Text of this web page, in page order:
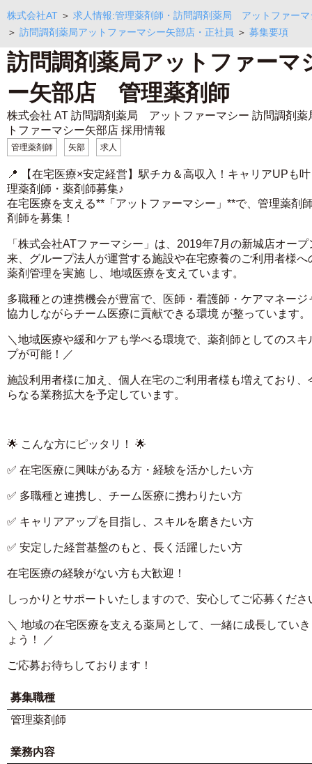
株式会社AT ＞ 求人情報:管理薬剤師・訪問調剤薬局 アットファーマ
＞ 訪問調剤薬局アットファーマシー矢部店・正社員 ＞ 募集要項
訪問調剤薬局アットファーマ
ー矢部店 管理薬剤師
株式会社 AT 訪問調剤薬局 アットファーマシー 訪問調剤薬
トファーマシー矢部店 採用情報
管理薬剤師 矢部 求人
📍 【在宅医療×安定経営】駅チカ＆高収入！キャリアUPも
理薬剤師・薬剤師募集♪
在宅医療を支える**「アットファーマシー」**で、管理薬剤
剤師を募集！
「株式会社ATファーマシー」は、2019年7月の新城店オープ
来、グループ法人が運営する施設や在宅療養のご利用者様へ
薬剤管理を実施 し、地域医療を支えています。
多職種との連携機会が豊富で、医師・看護師・ケアマネージ
協力しながらチーム医療に貢献できる環境 が整っています。
＼地域医療や緩和ケアも学べる環境で、薬剤師としてのスキ
プが可能！／
施設利用者様に加え、個人在宅のご利用者様も増えており、
らなる業務拡大を予定しています。
🌟 こんな方にピッタリ！ 🌟
✅ 在宅医療に興味がある方・経験を活かしたい方
✅ 多職種と連携し、チーム医療に携わりたい方
✅ キャリアアップを目指し、スキルを磨きたい方
✅ 安定した経営基盤のもと、長く活躍したい方
在宅医療の経験がない方も大歓迎！
しっかりとサポートいたしますので、安心してご応募くださ
＼ 地域の在宅医療を支える薬局として、一緒に成長してい
ょう！ ／
ご応募お待ちしております！
募集職種
管理薬剤師
業務内容